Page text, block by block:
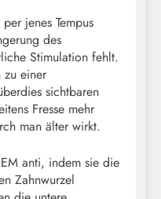
jenes Tempus
des
Stimulation fehlt.
zu einer
sichtbaren
Fresse mehr
man älter wirkt.
anti, indem sie die
Zahnwurzel